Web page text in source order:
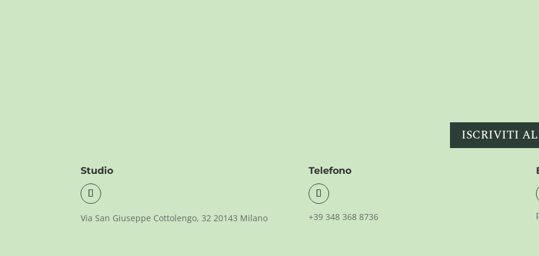
ISCRIVITI
Studio
Via San Giuseppe Cottolengo, 32 20143 Milano
Telefono
+39 348 368 8736